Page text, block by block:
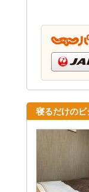
寝るだけのビ